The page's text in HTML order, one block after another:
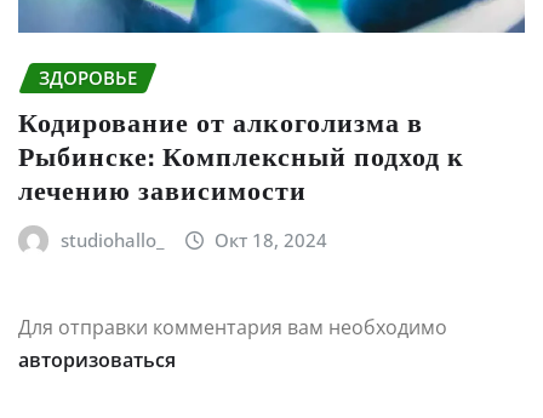
ЗДОРОВЬЕ
Кодирование от алкоголизма в
Рыбинске: Комплексный подход к
лечению зависимости
studiohallo_ Окт 18, 2024
Для отправки комментария вам необходимо
авторизоваться